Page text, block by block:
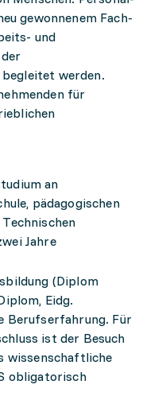
gewonnenem Fach-
und
werden.
für
an
pädagogischen
Jahre
(Diplom
Eidg.
Berufserfahrung. Für
ist der Besuch
wissenschaftliche
obligatorisch